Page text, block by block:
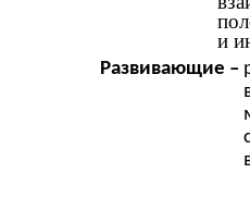
и
Развивающие –